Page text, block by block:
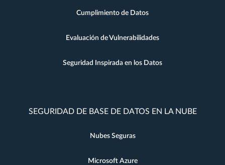
Cumplimiento de Datos
Evaluación de Vulnerabilidades
Seguridad Inspirada en los Datos
SEGURIDAD DE BASE DE DATOS EN LA NUBE
Nubes Seguras
Microsoft Azure